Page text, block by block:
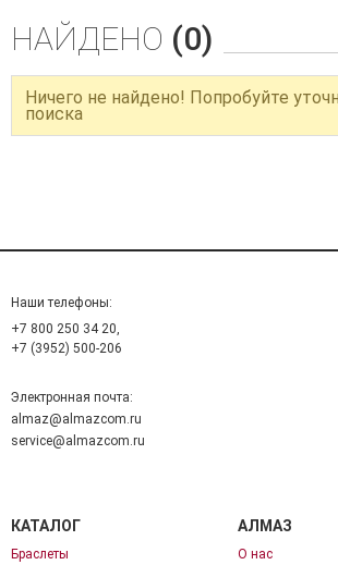
НАЙДЕНО (0)
Ничего не найдено! Попробуйте
поиска
Наши телефоны:
+7 800 250 34 20,
+7 (3952) 500-206
Электронная почта:
almaz@almazcom.ru
service@almazcom.ru
КАТАЛОГ
Браслеты
АЛМАЗ
О нас